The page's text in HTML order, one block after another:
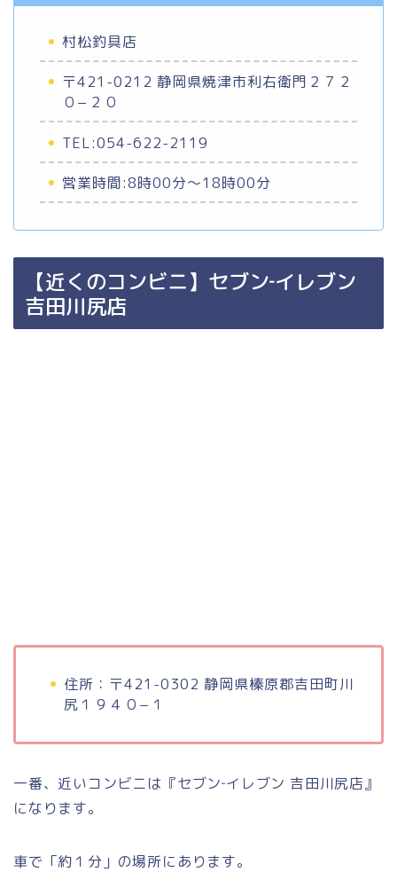
村松釣具店
〒421-0212 静岡県焼津市利右衛門２７２
０−２０
TEL:054-622-2119
営業時間:8時00分～18時00分
【近くのコンビニ】セブン‐イレブン
吉田川尻店
住所：〒421-0302 静岡県榛原郡吉田町川
尻１９４０−１
一番、近いコンビニは『セブン‐イレブン 吉田川尻店』
になります。
車で「約１分」の場所にあります。